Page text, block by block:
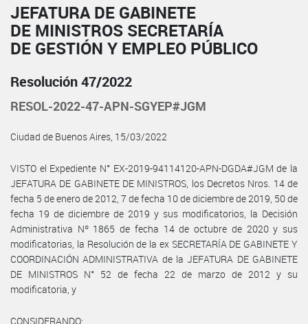
JEFATURA DE GABINETE
DE MINISTROS SECRETARÍA
DE GESTIÓN Y EMPLEO PÚBLICO
Resolución 47/2022
RESOL-2022-47-APN-SGYEP#JGM
Ciudad de Buenos Aires, 15/03/2022
VISTO el Expediente N° EX-2019-94114120-APN-DGDA#JGM de la
JEFATURA DE GABINETE DE MINISTROS, los Decretos Nros. 14 de
fecha 5 de enero de 2012, 7 de fecha 10 de diciembre de 2019, 50 de
fecha 19 de diciembre de 2019 y sus modificatorios, la Decisión
Administrativa Nº 1865 de fecha 14 de octubre de 2020 y sus
modificatorias, la Resolución de la ex SECRETARÍA DE GABINETE Y
COORDINACIÓN ADMINISTRATIVA de la JEFATURA DE GABINETE
DE MINISTROS N° 52 de fecha 22 de marzo de 2012 y su
modificatoria, y
CONSIDERANDO: